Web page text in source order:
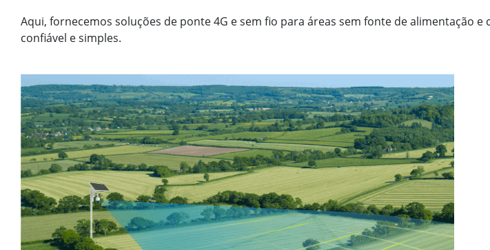
Aqui, fornecemos soluções de ponte 4G e sem fio para áreas sem fonte de alimentação
confiável e simples.